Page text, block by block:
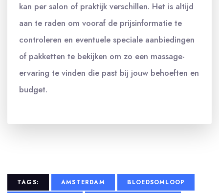
kan per salon of praktijk verschillen. Het is altijd
aan te raden om vooraf de prijsinformatie te
controleren en eventuele speciale aanbiedingen
of pakketten te bekijken om zo een massage-
ervaring te vinden die past bij jouw behoeften en
budget.
TAGS: AMSTERDAM
BLOEDSOMLOOP